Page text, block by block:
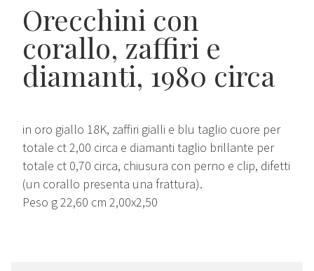
Orecchini con
corallo, zaffiri e
diamanti, 1980 circa
in oro giallo 18K, zaffiri gialli e blu taglio cuore per
totale ct 2,00 circa e diamanti taglio brillante per
totale ct 0,70 circa, chiusura con perno e clip, difetti
(un corallo presenta una frattura).
Peso g 22,60 cm 2,00x2,50